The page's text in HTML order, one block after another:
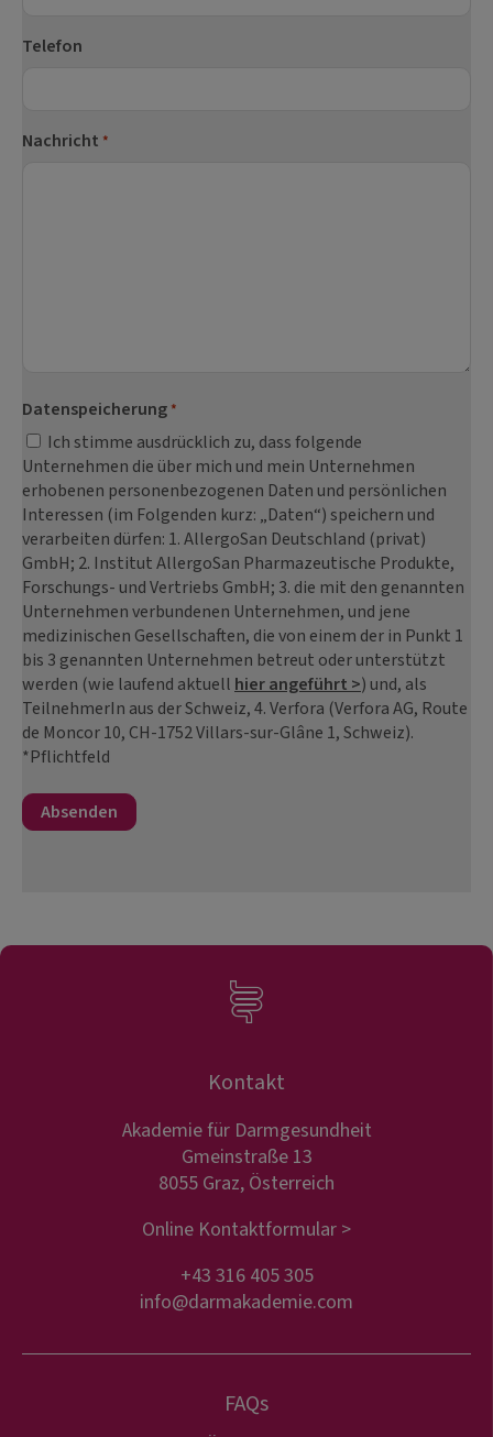
Telefon
Nachricht *
Datenspeicherung *
Ich stimme ausdrücklich zu, dass folgende
Unternehmen die über mich und mein Unternehmen
erhobenen personenbezogenen Daten und persönlichen
Interessen (im Folgenden kurz: „Daten“) speichern und
verarbeiten dürfen: 1. AllergoSan Deutschland (privat)
GmbH; 2. Institut AllergoSan Pharmazeutische Produkte,
Forschungs- und Vertriebs GmbH; 3. die mit den genannten
Unternehmen verbundenen Unternehmen, und jene
medizinischen Gesellschaften, die von einem der in Punkt 1
bis 3 genannten Unternehmen betreut oder unterstützt
werden (wie laufend aktuell hier angeführt >) und, als
TeilnehmerIn aus der Schweiz, 4. Verfora (Verfora AG, Route
de Moncor 10, CH-1752 Villars-sur-Glâne 1, Schweiz).
*Pflichtfeld
Kontakt
Akademie für Darmgesundheit
Gmeinstraße 13
8055 Graz, Österreich
Online Kontaktformular >
+43 316 405 305
info@darmakademie.com
FAQs